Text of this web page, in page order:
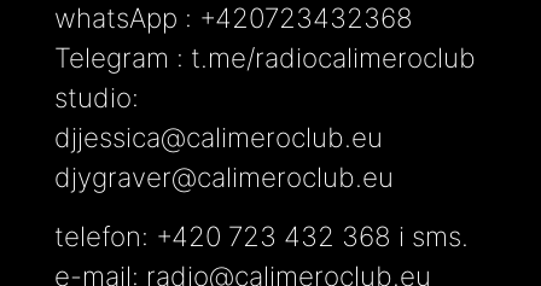
whatsApp : +420723432368
Telegram : t.me/radiocalimeroclub
studio:
djjessica@calimeroclub.eu
djygraver@calimeroclub.eu
telefon: +420 723 432 368 i sms.
e-mail: radio@calimeroclub.eu